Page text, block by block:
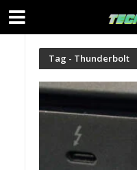
Tag - Thunderbolt